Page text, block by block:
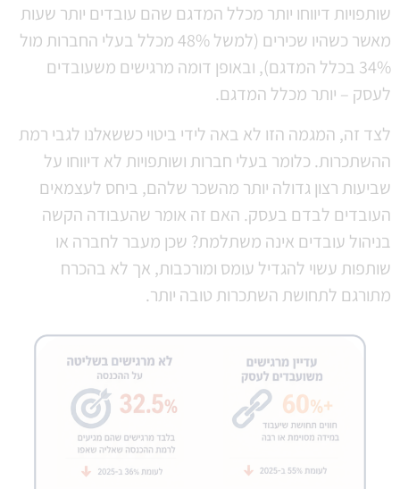
שותפויות דיווחו יותר מכלל המדגם שהם עובדים יותר שעות
מאשר כשהיו שכירים (למשל 48% מכלל בעלי החברות מול
34% בכלל המדגם), ובאופן דומה מרגישים משעובדים
לעסק – יותר מכלל המדגם.
לצד זה, המגמה הזו לא באה לידי ביטוי כששאלנו לגבי רמת
ההשתכרות. כלומר בעלי חברות ושותפויות לא דיווחו על
שביעות רצון גדולה יותר מהשכר שלהם, ביחס לעצמאים
העובדים לבדם בעסק. האם זה אומר שהעבודה הקשה
בניהול עובדים אינה משתלמת? שכן מעבר לחברה או
שותפות עשוי להגדיל עומס ומורכבות, אך לא בהכרח
מתורגם לתחושת השתכרות טובה יותר.